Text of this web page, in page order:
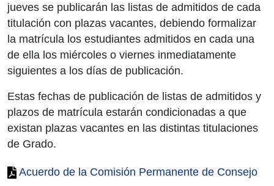
jueves se publicarán las listas de admitidos de cada
titulación con plazas vacantes, debiendo formalizar
la matrícula los estudiantes admitidos en cada una
de ella los miércoles o viernes inmediatamente
siguientes a los días de publicación.
Estas fechas de publicación de listas de admitidos y
plazos de matrícula estarán condicionadas a que
existan plazas vacantes en las distintas titulaciones
de Grado.
Acuerdo de la Comisión Permanente de Consejo